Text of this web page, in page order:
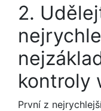
2.
kontroly
První z